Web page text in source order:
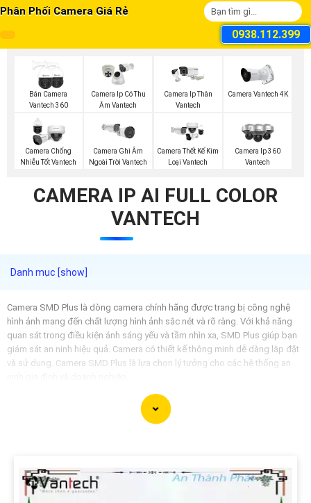
Phân Phối Camera Giá Rẻ
0938.112.399
Bán Camera
Vantech 360
Camera Ip Có Thu
Âm Vantech
Camera Ip Thân
Vantech
Camera Vantech 4K
Camera Chống
Nhiễu Tốt Vantech
Camera Ghi Âm
Ngoài Trời Vantech
Camera Thết Kế Kim
Loại Vantech
Camera Ip 360
Vantech
CAMERA IP AI FULL COLOR
VANTECH
Camera SMD Plus là dòng camera chính hãng được trang bị công nghệ
hình ảnh mang đến chất lượng hình ảnh sắc nét và rõ ràng. Với khả năng
quan sát trong điều kiện ánh sáng yếu và tầm nhìn xa, SMD Plus giúp bạn
giám sát an ninh hiệu quả. Camera có thiết kế thông minh dễ dàng lắp đặt
và sử dụng. Camera SMD Plus là lựa chọn lý tưởng cho các hệ thống an